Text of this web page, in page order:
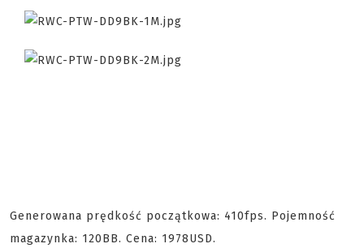
Generowana prędkość początkowa: 410fps. Pojemność
magazynka: 120BB. Cena: 1978USD.